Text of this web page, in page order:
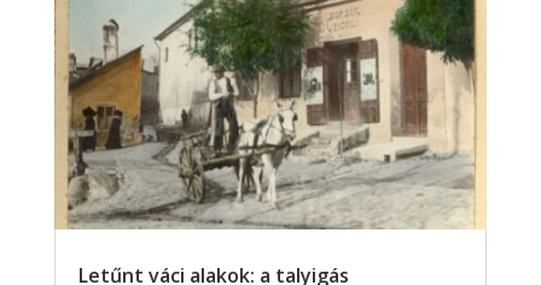
Letűnt váci alakok: a talyigás